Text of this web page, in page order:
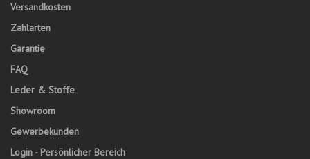
Versandkosten
Zahlarten
Garantie
FAQ
Leder & Stoffe
Showroom
Gewerbekunden
Login - Persönlicher Bereich